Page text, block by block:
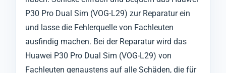
P30 Pro Dual Sim (VOG-L29) zur Reparatur ein
und lasse die Fehlerquelle von Fachleuten
ausfindig machen. Bei der Reparatur wird das
Huawei P30 Pro Dual Sim (VOG-L29) von
Fachleuten genaustens auf alle Schäden, die für